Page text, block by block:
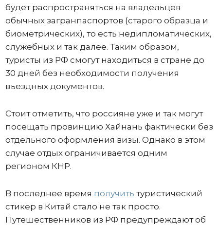
будет распространяться на владельцев
обычных загранпаспортов (старого образца и
биометрических), то есть недипломатических,
служебных и так далее. Таким образом,
туристы из РФ смогут находиться в стране до
30 дней без необходимости получения
въездных документов.
Стоит отметить, что россияне уже и так могут
посещать провинцию Хайнань фактически без
отдельного оформления визы. Однако в этом
случае отдых ограничивается одним
регионом КНР.
В последнее время получить туристический
стикер в Китай стало не так просто.
Путешественников из РФ предупреждают об